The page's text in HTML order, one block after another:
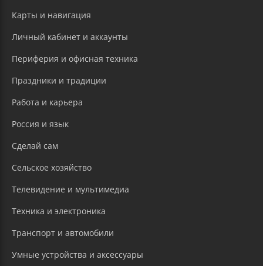
Карты и навигация
Личный кабинет и аккаунты
Периферия и офисная техника
Праздники и традиции
Работа и карьера
Россия и язык
Сделай сам
Сельское хозяйство
Телевидение и мультимедиа
Техника и электроника
Транспорт и автомобили
Умные устройства и аксессуары